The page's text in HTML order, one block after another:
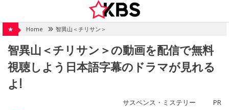
content
★ Home 智異山＜チリサン＞
智異山＜チリサン＞の動画を配信で無料
視聴しよう日本語字幕のドラマが見れる
よ!
サスペンス・ミステリー PR